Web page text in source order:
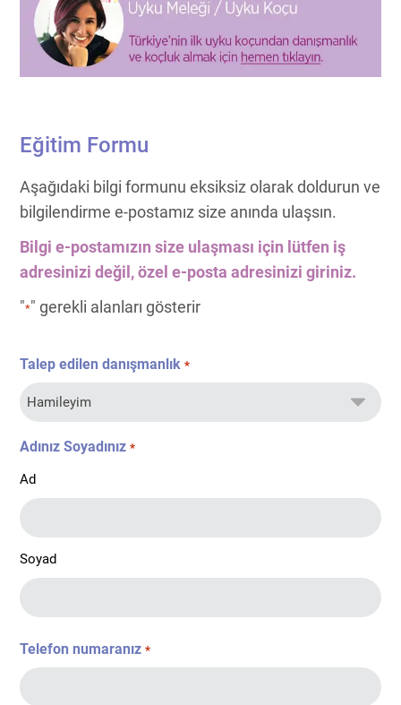
Eğitim Formu
Aşağıdaki bilgi formunu eksiksiz olarak doldurun ve
bilgilendirme e-postamız size anında ulaşsın.
Bilgi e-postamızın size ulaşması için lütfen iş
adresinizi değil, özel e-posta adresinizi giriniz.
"*" gerekli alanları gösterir
Talep edilen danışmanlık *
Adınız Soyadınız *
Ad
Soyad
Telefon numaranız *